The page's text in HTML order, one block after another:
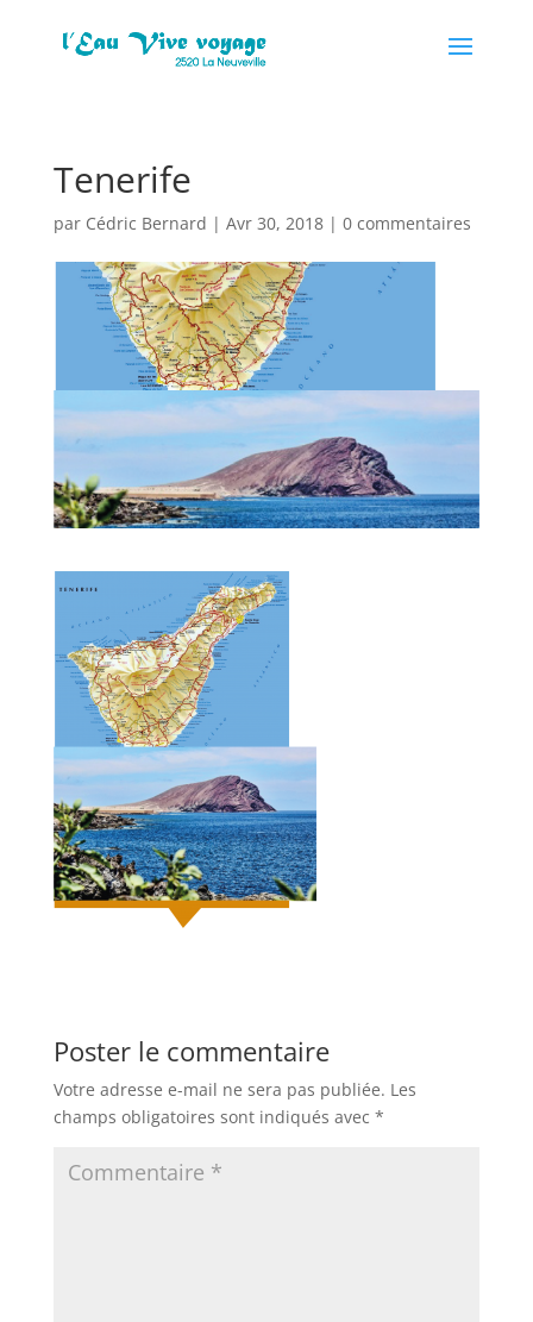
Tenerife
par Cédric Bernard | Avr 30, 2018| 0 commentaires
Poster le commentaire
Votre adresse e-mail ne sera pas publiée. Les
champs obligatoires sont indiqués avec *